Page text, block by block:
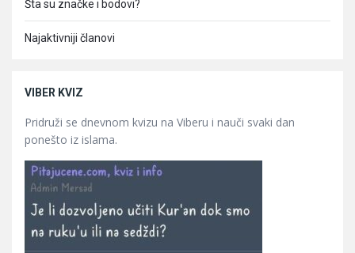
Šta su značke i bodovi?
Najaktivniji članovi
VIBER KVIZ
Pridruži se dnevnom kvizu na Viberu i nauči svaki dan
ponešto iz islama.